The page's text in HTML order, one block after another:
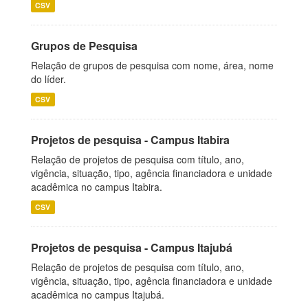
CSV
Grupos de Pesquisa
Relação de grupos de pesquisa com nome, área, nome
do líder.
CSV
Projetos de pesquisa - Campus Itabira
Relação de projetos de pesquisa com título, ano,
vigência, situação, tipo, agência financiadora e unidade
acadêmica no campus Itabira.
CSV
Projetos de pesquisa - Campus Itajubá
Relação de projetos de pesquisa com título, ano,
vigência, situação, tipo, agência financiadora e unidade
acadêmica no campus Itajubá.